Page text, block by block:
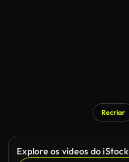
Recriar
Explore os vídeos do iStock